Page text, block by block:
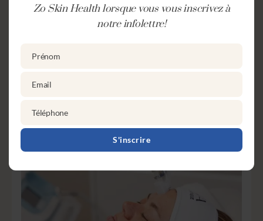
Promotion
PROFITER DE L’OFFRE
Zo Skin Health lorsque vous vous inscrivez à
notre infolettre!
Prénom
Prénom
Email
Email
Téléphone
Téléphone
S'inscrire